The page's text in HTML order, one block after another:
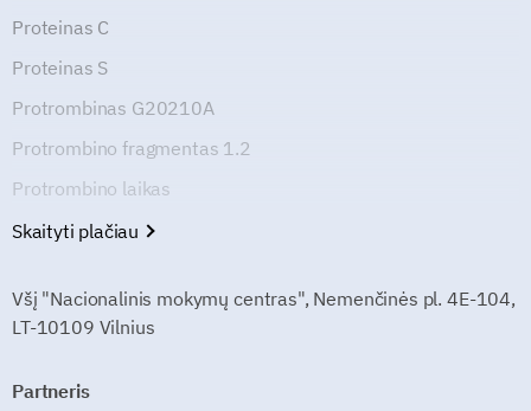
Proteinas C
Proteinas S
Protrombinas G20210A
Protrombino fragmentas 1.2
Protrombino laikas
Skaityti plačiau
Všį "Nacionalinis mokymų centras", Nemenčinės pl. 4E-104,
LT-10109 Vilnius
Partneris